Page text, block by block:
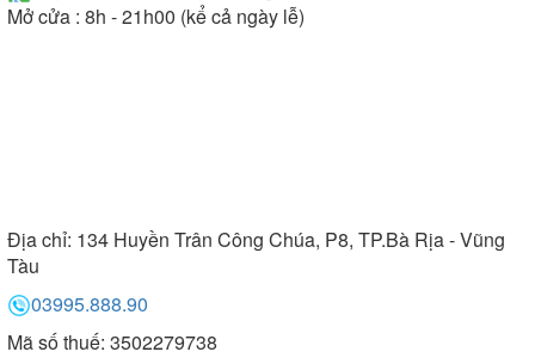
Mở cửa : 8h - 21h00 (kể cả ngày lễ)
Địa chỉ: 134 Huyền Trân Công Chúa, P8, TP.Bà Rịa - Vũng
Tàu
03995.888.90
Mã số thuế: 3502279738